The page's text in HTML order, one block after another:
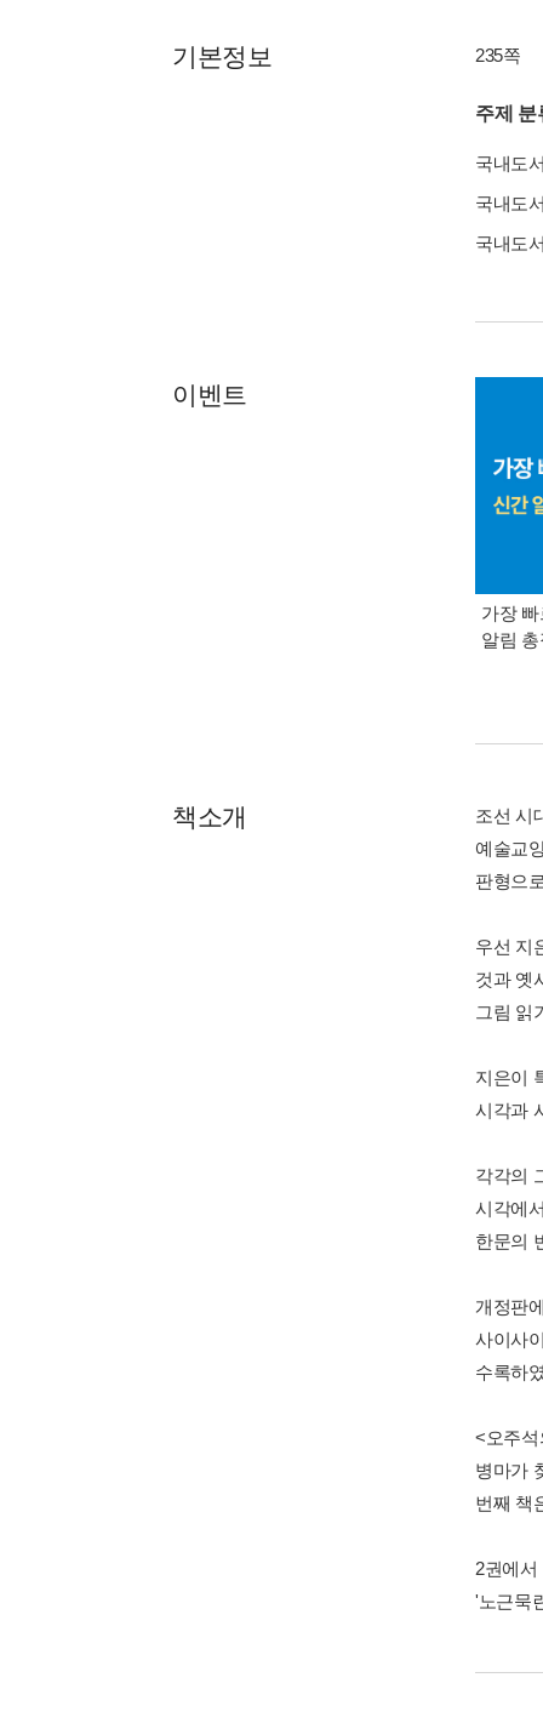
기본정보 235쪽
주제 분
국내도
국내도
국내도
이벤트
가장
알림
책소개
조선 시
예술교
판형으
우선 지
것과 옛
그림 읽
지은이
시각과
각각의
시각에
한문의
개정판
사이사
수록하
<오주석
병마가
번째 책
2권에
'노근묵